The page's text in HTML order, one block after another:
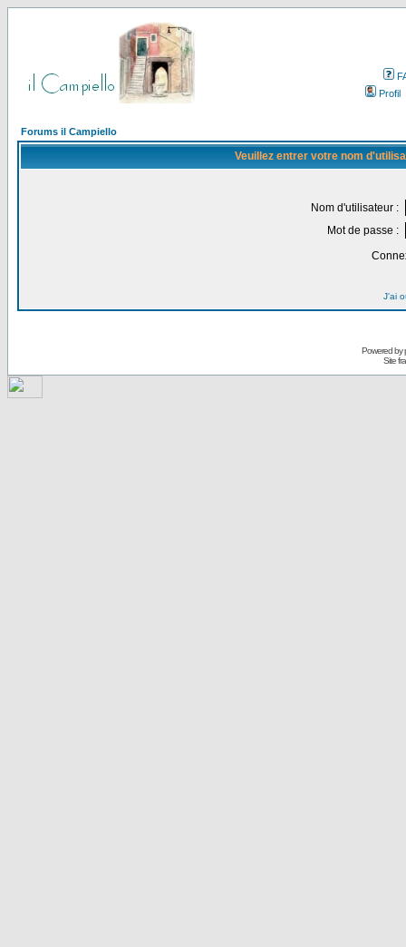
Profil
Forums il Campiello
Veuillez entrer votre nom
Nom d'utilisateur :
Mot de passe :
J'ai
Powered by
Site